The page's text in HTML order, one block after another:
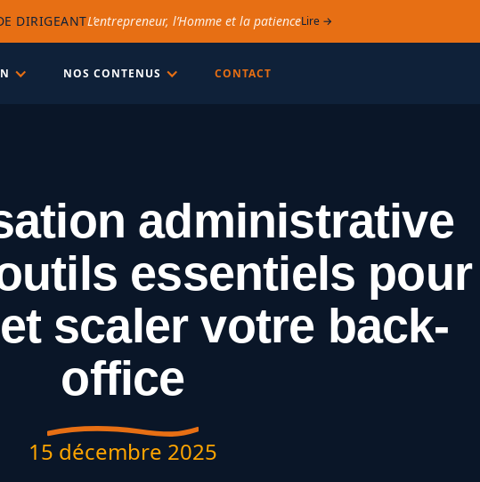
DIRIGEANTL’entrepreneur, l’Homme et la patienceLire →
NOS CONTENUS CONTACT
administrative
essentiels pour
scaler votre back-
office
15 décembre 2025